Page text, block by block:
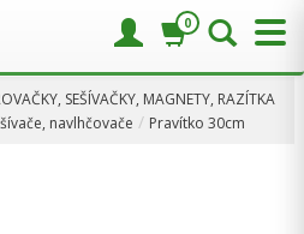
SEŠÍVAČKY, MAGNETY, RAZÍTKA
navlhčovače
Pravítko 30cm
0